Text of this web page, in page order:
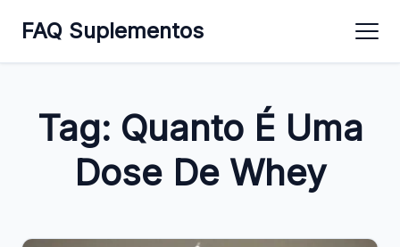
FAQ Suplementos
Tag: Quanto É Uma
Dose De Whey